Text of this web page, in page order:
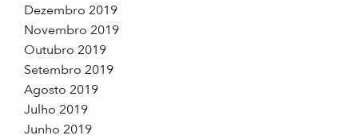
Dezembro 2019
Novembro 2019
Outubro 2019
Setembro 2019
Agosto 2019
Julho 2019
Junho 2019